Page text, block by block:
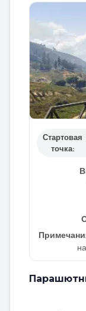
Стартовая
точка: